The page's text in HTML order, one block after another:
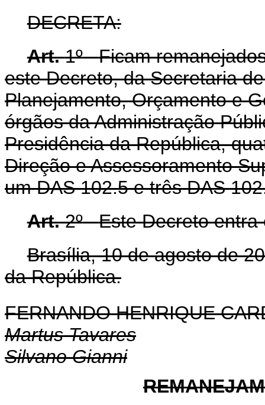
DECRETA:
Art.1º
Ficam
este Decreto, da Secretaria
Planejamento, Orçamento e
órgãos da Administração
Presidência da República,
Direção e Assessoramento
um DAS 102.5 e três DAS
Art.2º
Este Decreto
Brasília, 10 de agosto de
da República.
FERNANDO HENRIQUE
Martus Tavares
Silvano Gianni